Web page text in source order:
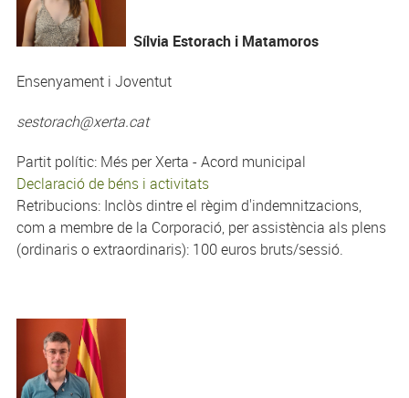
Sílvia Estorach i Matamoros
Ensenyament i Joventut
sestorach@xerta.cat
Partit polític: Més per Xerta - Acord municipal
Declaració de béns i activitats
Retribucions: Inclòs dintre el règim d'indemnitzacions,
com a membre de la Corporació, per assistència als plens
(ordinaris o extraordinaris): 100 euros bruts/sessió.